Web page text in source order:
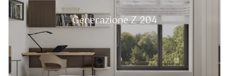
Generazione Z 204